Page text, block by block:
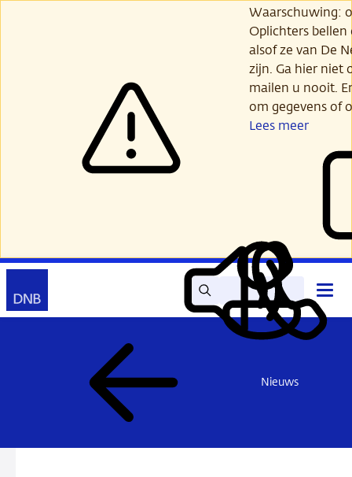
Waarschuwing:
Oplichters
alsof ze van De
zijn. Ga hier niet
mailen u nooit.
om gegevens of
Lees meer
Zoek Lees
voor
Mijn
DNB
Contact
Nieuws